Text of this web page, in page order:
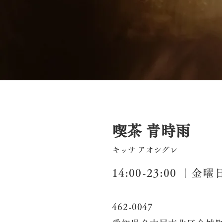
喫茶 青時雨
キッサ アオシグレ
14:00-23:00 ｜金曜
462-0047